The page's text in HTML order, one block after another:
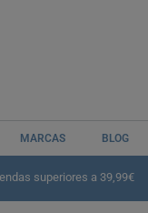
MARCAS BLOG
superiores a 39,99€